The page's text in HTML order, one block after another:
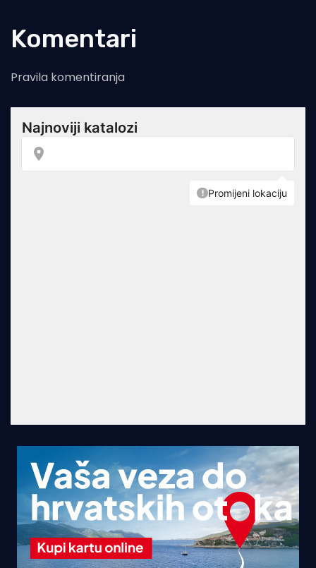
Komentari
Pravila komentiranja